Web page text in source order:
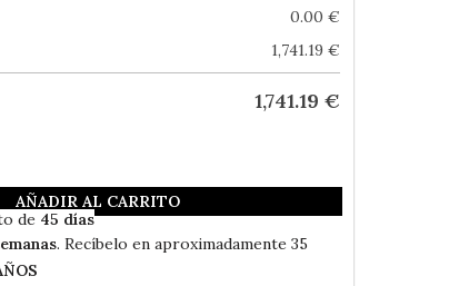
0.00 €
1,741.19 €
1,741.19 €
AÑADIR AL CARRITO
de 45 días
. Recíbelo en aproximadamente 35